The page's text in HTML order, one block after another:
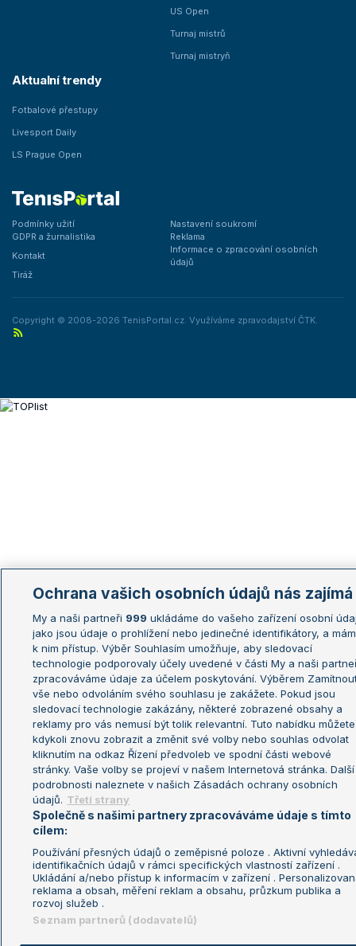
US Open
Turnaj mistrů
Turnaj mistryň
Aktualní trendy
Fotbalové přestupy
Livesport Daily
LS Prague Open
Podmínky užití
Nastavení soukromí
GDPR a žurnalistika
Reklama
Kontakt
Informace o zpracování osobních
údajů
Tiráž
Copyright © 2008-2026 TenisPortal.cz. Využíváme zpravodajství ČTK.
Ochrana vašich osobních údajů nás zajímá
My a naši partneři 999 ukládáme do vašeho zařízení osobní
jako jsou údaje o prohlížení nebo jedinečné identifikátory, a
k nim přístup. Výběr Souhlasím umožňuje, aby sledovací
technologie podporovaly účely uvedené v části My a naši
zpracováváme údaje za účelem poskytování. Výběrem
vše nebo odvoláním svého souhlasu je zakážete. Pokud jsou
sledovací technologie zakázány, některé zobrazené obsahy a
reklamy pro vás nemusí být tolik relevantní. Tuto nabídku můžete
kdykoli znovu zobrazit a změnit své volby nebo souhlas odvolat
kliknutím na odkaz Řízení předvoleb ve spodní části webové
stránky. Vaše volby se projeví v našem Internetová stránka. Další
podrobnosti naleznete v našich Zásadách ochrany osobních
údajů. Třetí strany
Společně s našimi partnery zpracováváme údaje s tímto
cílem:
Používání přesných údajů o zeměpisné poloze . Aktivní
identifikačních údajů v rámci specifických vlastností zařízení .
Ukládání a/nebo přístup k informacím v zařízení .
reklama a obsah, měření reklam a obsahu, průzkum publika a
rozvoj služeb .
Seznam partnerů (dodavatelů)